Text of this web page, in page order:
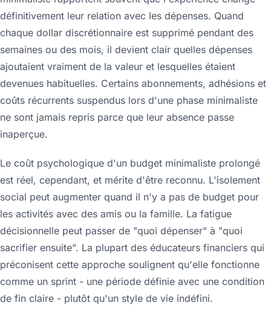
définitivement leur relation avec les dépenses. Quand
chaque dollar discrétionnaire est supprimé pendant des
semaines ou des mois, il devient clair quelles dépenses
ajoutaient vraiment de la valeur et lesquelles étaient
devenues habituelles. Certains abonnements, adhésions et
coûts récurrents suspendus lors d'une phase minimaliste
ne sont jamais repris parce que leur absence passe
inaperçue.
Le coût psychologique d'un budget minimaliste prolongé
est réel, cependant, et mérite d'être reconnu. L'isolement
social peut augmenter quand il n'y a pas de budget pour
les activités avec des amis ou la famille. La fatigue
décisionnelle peut passer de "quoi dépenser" à "quoi
sacrifier ensuite". La plupart des éducateurs financiers qui
préconisent cette approche soulignent qu'elle fonctionne
comme un sprint - une période définie avec une condition
de fin claire - plutôt qu'un style de vie indéfini.